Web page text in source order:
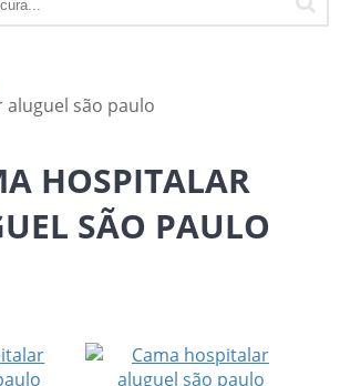
aluguel são paulo
HOSPITALAR
SÃO PAULO